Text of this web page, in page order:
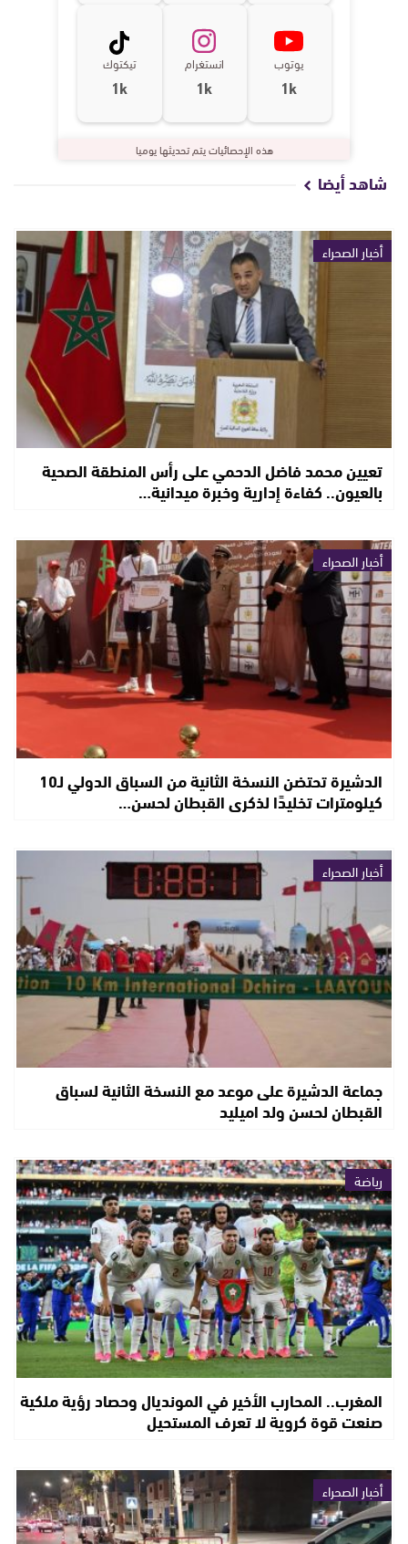
يوتوب
1k
انستغرام
1k
تيكتوك
1k
هذه الإحصائيات يتم تحديثها يوميا
شاهد أيضا
أخبار الصحراء
تعيين محمد فاضل الدحمي على رأس المنطقة الصحية
بالعيون.. كفاءة إدارية وخبرة ميدانية…
أخبار الصحراء
الدشيرة تحتضن النسخة الثانية من السباق الدولي لـ10
كيلومترات تخليدًا لذكرى القبطان لحسن…
أخبار الصحراء
جماعة الدشيرة على موعد مع النسخة الثانية لسباق
القبطان لحسن ولد اميليد
رياضة
المغرب.. المحارب الأخير في المونديال وحصاد رؤية ملكية
صنعت قوة كروية لا تعرف المستحيل
أخبار الصحراء